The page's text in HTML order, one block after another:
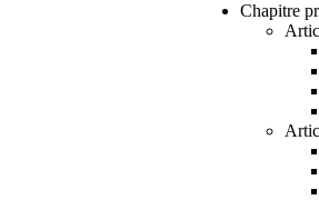
Chapitre